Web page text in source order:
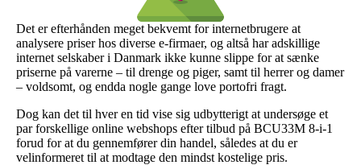
Det er efterhånden meget bekvemt for internetbrugere at
analysere priser hos diverse e-firmaer, og altså har adskillige
internet selskaber i Danmark ikke kunne slippe for at sænke
priserne på varerne – til drenge og piger, samt til herrer og damer
– voldsomt, og endda nogle gange love portofri fragt.
Dog kan det til hver en tid vise sig udbytterigt at undersøge et
par forskellige online webshops efter tilbud på BCU33M 8-i-1
forud for at du gennemfører din handel, således at du er
velinformeret til at modtage den mindst kostelige pris.